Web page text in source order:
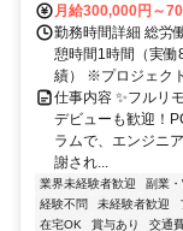
月給300,000円～
勤務時間詳細 総労
憩時間1時間（実
績） ※プロジェク
仕事内容 ✨フルリ
デビューも歓迎！
ラムで、エンジニ
謝され...
業界未経験者歓迎 副業
経験不問
未経験者歓迎
在宅OK
賞与あり 交通